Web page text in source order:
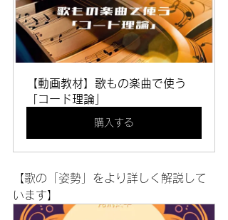
【動画教材】歌もの楽曲で使う
「コード理論」
購入する
【歌の「姿勢」をより詳しく解説して
います】